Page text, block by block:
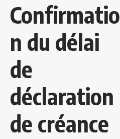
Confirmatio
n du délai
de
déclaration
de créance